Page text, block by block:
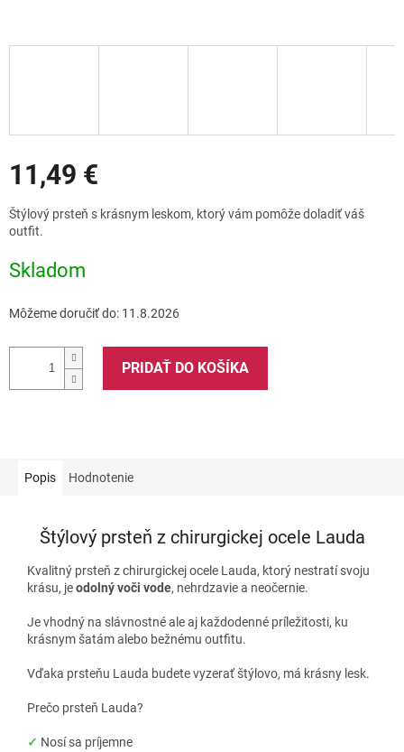
11,49 €
Jednotková
cena:
Štýlový prsteň s krásnym leskom, ktorý vám pomôže doladiť váš
outfit.
Skladom
Môžeme doručiť do: 11.8.2026
PRIDAŤ DO KOŠÍKA
Popis Hodnotenie
Štýlový prsteň z chirurgickej ocele Lauda
Kvalitný prsteň z chirurgickej ocele Lauda, ktorý nestratí svoju
krásu, jeodolný voči vode, nehrdzavie a neočernie.
Je vhodný na slávnostné ale aj každodenné príležitosti, ku
krásnym šatám alebo bežnému outfitu.
Vďaka prsteňu Lauda budete vyzerať štýlovo, má krásny lesk.
Prečo prsteň Lauda?
✓ Nosí sa príjemne